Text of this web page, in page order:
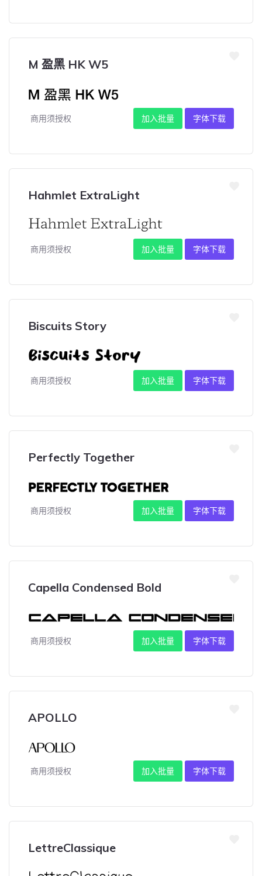
M 盈黑 HK W5
商用须授权 加入批量 字体下载
Hahmlet ExtraLight
商用须授权 加入批量 字体下载
Biscuits Story
商用须授权 加入批量 字体下载
Perfectly Together
商用须授权 加入批量 字体下载
Capella Condensed Bold
商用须授权 加入批量 字体下载
APOLLO
商用须授权 加入批量 字体下载
LettreClassique